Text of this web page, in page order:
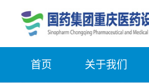
首页 关于我们